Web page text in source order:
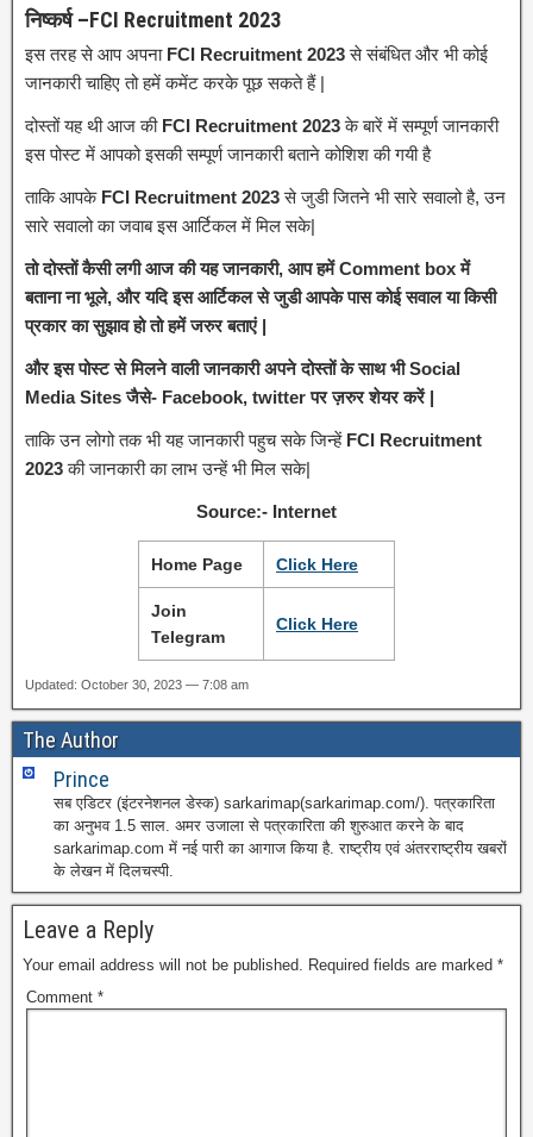
निष्कर्ष –FCI Recruitment 2023
इस तरह से आप अपना FCI Recruitment 2023से संबंधित और भी कोई
जानकारी चाहिए तो हमें कमेंट करके पूछ सकते हैं |
दोस्तों यह थी आज की FCI Recruitment 2023के बारें में सम्पूर्ण जानकारी
इस पोस्ट में आपको इसकी सम्पूर्ण जानकारी बताने कोशिश की गयी है
ताकि आपकेFCI Recruitment 2023से जुडी जितने भी सारे सवालो है, उन
सारे सवालो का जवाब इस आर्टिकल में मिल सके|
तो दोस्तों कैसी लगी आज की यह जानकारी, आप हमें Comment box में
बताना ना भूले, और यदि इस आर्टिकल से जुडी आपके पास कोई सवाल या किसी
प्रकार का सुझाव हो तो हमें जरुर बताएं |
और इस पोस्ट से मिलने वाली जानकारी अपने दोस्तों के साथ भी Social
Media Sites जैसे- Facebook, twitter पर ज़रुर शेयर करें |
ताकि उन लोगो तक भी यह जानकारी पहुच सके जिन्हें FCI Recruitment
2023की जानकारी का लाभ उन्हें भी मिल सके|
Source:- Internet
Home Page Click Here
Join
Telegram
Click Here
Updated: October 30, 2023 — 7:08 am
The Author
Prince
सब एडिटर (इंटरनेशनल डेस्क) sarkarimap(sarkarimap.com/). पत्रकारिता
का अनुभव 1.5 साल. अमर उजाला से पत्रकारिता की शुरुआत करने के बाद
sarkarimap.com में नई पारी का आगाज किया है. राष्ट्रीय एवं अंतरराष्ट्रीय खबरों
के लेखन में दिलचस्पी.
Leave a Reply
Your email address will not be published. Required fields are marked *
Comment *